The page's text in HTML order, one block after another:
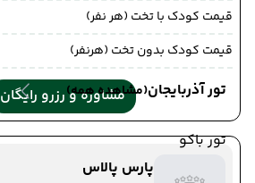
تور آذربایجان(مشاهده همه)
تور باکو
قیمت کودک با تخت (هر نفر)
قیمت کودک بدون تخت (هرنفر)
مشاوره و رزرو رایگان
پارس پالاس